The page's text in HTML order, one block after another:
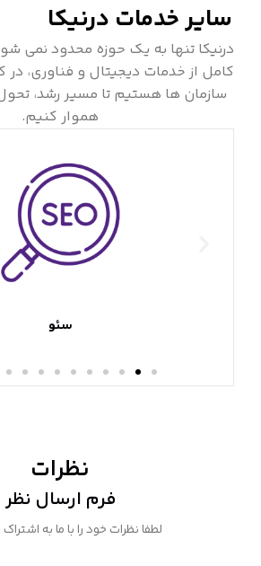
سایر خدمات درنیکا
درنیکا تنها به یک حوزه محدود نمی
کامل از خدمات دیجیتال و فناوری، در
سازمان ها هستیم تا مسیر رشد، تحول
هموار کنیم.
سئو
نظرات
فرم ارسال نظر
لطفا نظرات خود را با ما به اشتراک